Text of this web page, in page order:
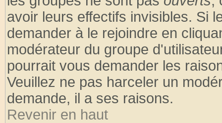
avoir leurs effectifs invisibles. Si
demander à le rejoindre en
modérateur du groupe
pourrait vous demander les
Veuillez ne pas harceler un
demande, il a ses raisons.
Revenir en haut